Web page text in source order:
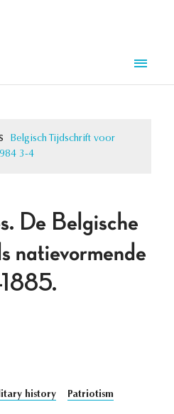
Belgisch Tijdschrift voor
3-4
De Belgische
natievormende
history Patriotism